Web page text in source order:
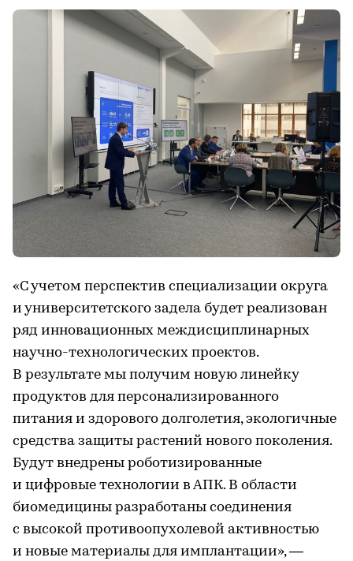
«С учетом перспектив специализации округа
и университетского задела будет реализован
ряд инновационных междисциплинарных
научно-технологических проектов.
В результате мы получим новую линейку
продуктов для персонализированного
питания и здорового долголетия, экологичные
средства защиты растений нового поколения.
Будут внедрены роботизированные
и цифровые технологии в АПК. В области
биомедицины разработаны соединения
с высокой противоопухолевой активностью
и новые материалы для имплантации», —